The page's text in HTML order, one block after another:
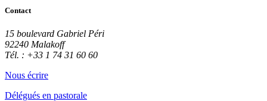
Contact
15 boulevard Gabriel Péri
92240 Malakoff
Tél. : +33 1 74 31 60 60
Nous écrire
Délégués en pastorale